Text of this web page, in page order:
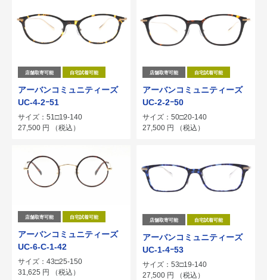
店舗取寄可能 自宅試着可能
アーバンコミュニティーズ
UC-4-2ｰ51
サイズ：51□19-140
27,500 円 （税込）
店舗取寄可能 自宅試着可能
アーバンコミュニティーズ
UC-2-2ｰ50
サイズ：50□20-140
27,500 円 （税込）
店舗取寄可能 自宅試着可能
アーバンコミュニティーズ
UC-6-C-1-42
サイズ：43□25-150
31,625 円 （税込）
店舗取寄可能 自宅試着可能
アーバンコミュニティーズ
UC-1-4ｰ53
サイズ：53□19-140
27,500 円 （税込）